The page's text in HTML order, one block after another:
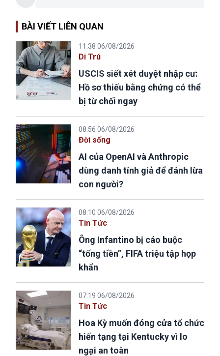
BÀI VIẾT LIÊN QUAN
11:38 06/08/2026
Di Trú
USCIS siết xét duyệt nhập cư:
Hồ sơ thiếu bằng chứng có thể
bị từ chối ngay
08:56 06/08/2026
Đời sống
AI của OpenAI và Anthropic
dùng danh tính giả để đánh lừa
con người?
08:10 06/08/2026
Tin Tức
Ông Infantino bị cáo buộc
“tống tiền”, FIFA triệu tập họp
khẩn
07:19 06/08/2026
Tin Tức
Hoa Kỳ muốn đóng cửa tổ chức
hiến tạng tại Kentucky vì lo
ngại an toàn